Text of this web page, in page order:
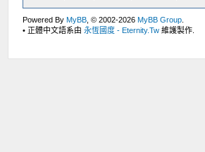
Powered ByMyBB , © 2002-2026MyBB Group
• 正體中文語系由永恆國度 - Eternity.Tw 維護製作.